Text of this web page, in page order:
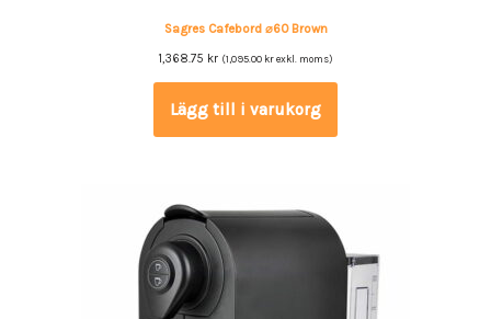
Sagres Cafebord ⌀60 Brown
1,368.75 kr (1,095.00 krexkl. moms)
Lägg till i varukorg